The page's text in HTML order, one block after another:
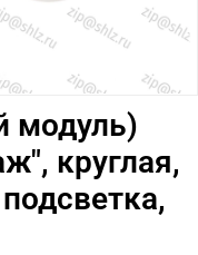
модуль)
круглая,